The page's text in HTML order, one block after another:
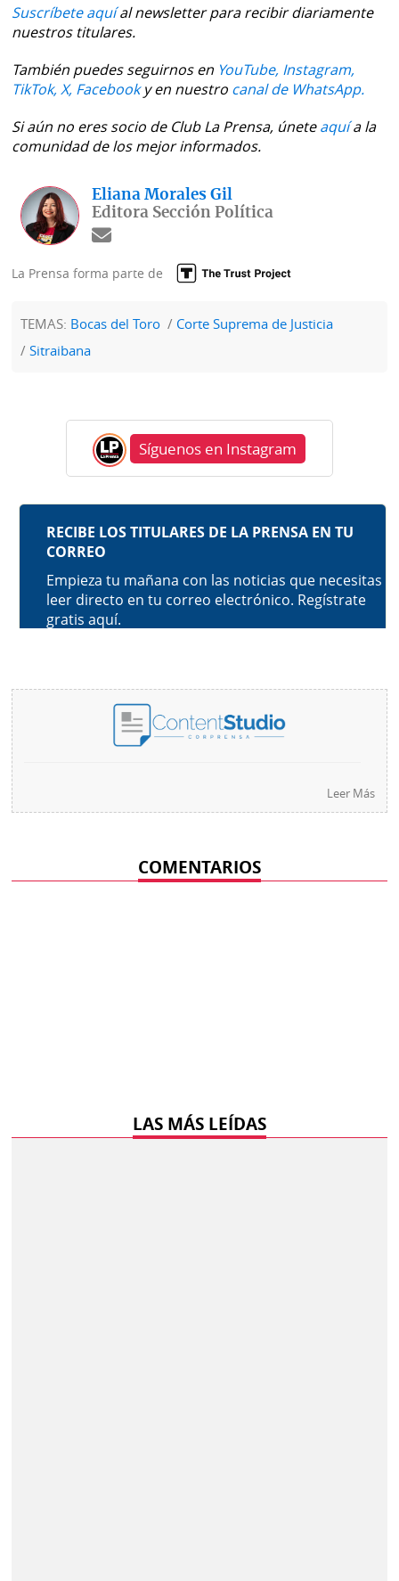
Suscríbete aquíal newsletter para recibir diariamente
nuestros titulares.
También puedes seguirnos en YouTube, Instagram,
TikTok, X, Facebooky en nuestro canal de WhatsApp.
Si aún no eres socio de Club La Prensa, úneteaquía la
comunidad de los mejor informados.
Eliana Morales Gil
Editora Sección Política
La Prensa forma parte de
TEMAS: Bocas del Toro
Corte Suprema de Justicia
Sitraibana
Síguenos en Instagram
Leer Más
COMENTARIOS
LAS MÁS LEÍDAS